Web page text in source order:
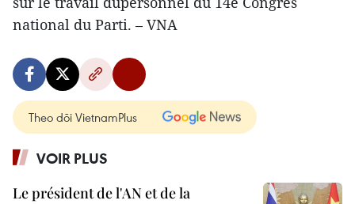
national du Parti. – VNA
Theo dõi VietnamPlus
VOIR PLUS
Le président de l'AN et de la